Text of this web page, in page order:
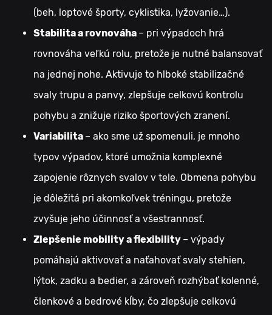
(beh, loptové športy, cyklistika, lyžovanie…).
Stabilita a rovnováha – pri výpadoch hrá
rovnováha veľkú rolu, pretože je nutné balansovať
na jednej nohe. Aktivuje to hlboké stabilizačné
svaly trupu a panvy, zlepšuje celkovú kontrolu
pohybu a znižuje riziko športových zranení.
Variabilita – ako sme už spomenuli, je mnoho
typov výpadov, ktoré umožnia komplexné
zapojenie rôznych svalov v tele. Obmena pohybu
je dôležitá pri akomkoľvek tréningu, pretože
zvyšuje jeho účinnosť a všestrannosť.
Zlepšenie mobility a flexibility – výpady
pomáhajú aktivovať a naťahovať svaly stehien,
lýtok, zadku a bedier, a zároveň rozhýbať kolenné,
členkové a bedrové kĺby, čo zlepšuje celkovú